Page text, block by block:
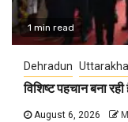
1 min read
Dehradun
विशिष्ट पहचान बना
August 6, 2026